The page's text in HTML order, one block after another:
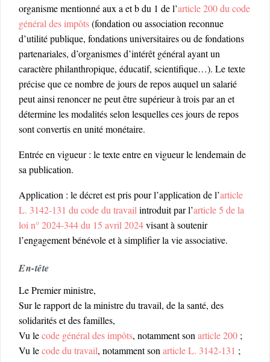
organisme mentionné aux a et b du 1 de l’article 200 du code
général des impôts(fondation ou association reconnue
d’utilité publique, fondations universitaires ou de fondations
partenariales, d’organismes d’intérêt général ayant un
caractère philanthropique, éducatif, scientifique…). Le texte
précise que ce nombre de jours de repos auquel un salarié
peut ainsi renoncer ne peut être supérieur à trois par an et
détermine les modalités selon lesquelles ces jours de repos
sont convertis en unité monétaire.
Entrée en vigueur : le texte entre en vigueur le lendemain de
sa publication.
Application : le décret est pris pour l’application de l’article
L. 3142-131 du code du travail introduit par l’article 5 de la
loi n° 2024-344 du 15 avril 2024visant à soutenir
l’engagement bénévole et à simplifier la vie associative.
En-tête
Le Premier ministre,
Sur le rapport de la ministre du travail, de la santé, des
solidarités et des familles,
Vu lecode général des impôts, notamment son article 200 ;
Vu lecode du travail, notamment son article L. 3142-131 ;